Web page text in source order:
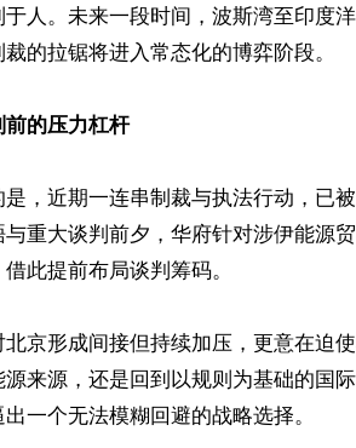
人。未来一段时间，波斯湾至印度
的拉锯将进入常态化的博弈阶段。
前的压力杠杆
，近期一连串制裁与执法行动，已
重大谈判前夕，华府针对涉伊能源
此提前布局谈判筹码。
北京形成间接但持续加压，更意在
来源，还是回到以规则为基础的国
一个无法模糊回避的战略选择。